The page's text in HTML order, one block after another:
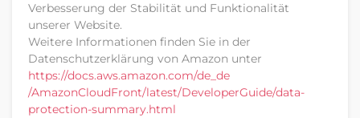
Verbesserung der Stabilität und Funktionalität
unserer Website.
Weitere Informationen finden Sie in der
Datenschutzerklärung von Amazon unter
https://docs.aws.amazon.com/de_de
/AmazonCloudFront/latest/DeveloperGuide/data-
protection-summary.html